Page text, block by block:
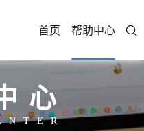
首页 帮助中心
心